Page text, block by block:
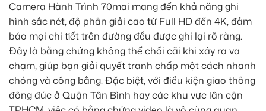
Camera Hành Trình 70mai mang đến khả năng ghi
hình sắc nét, độ phân giải cao từ Full HD đến 4K, đảm
bảo mọi chi tiết trên đường đều được ghi lại rõ ràng.
Đây là bằng chứng không thể chối cãi khi xảy ra va
chạm, giúp bạn giải quyết tranh chấp một cách nhanh
chóng và công bằng. Đặc biệt, với điều kiện giao thông
đông đúc ở Quận Tân Bình hay các khu vực lân cận